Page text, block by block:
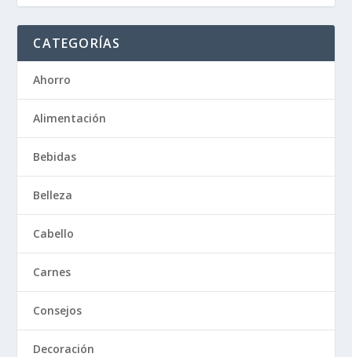
CATEGORÍAS
Ahorro
Alimentación
Bebidas
Belleza
Cabello
Carnes
Consejos
Decoración